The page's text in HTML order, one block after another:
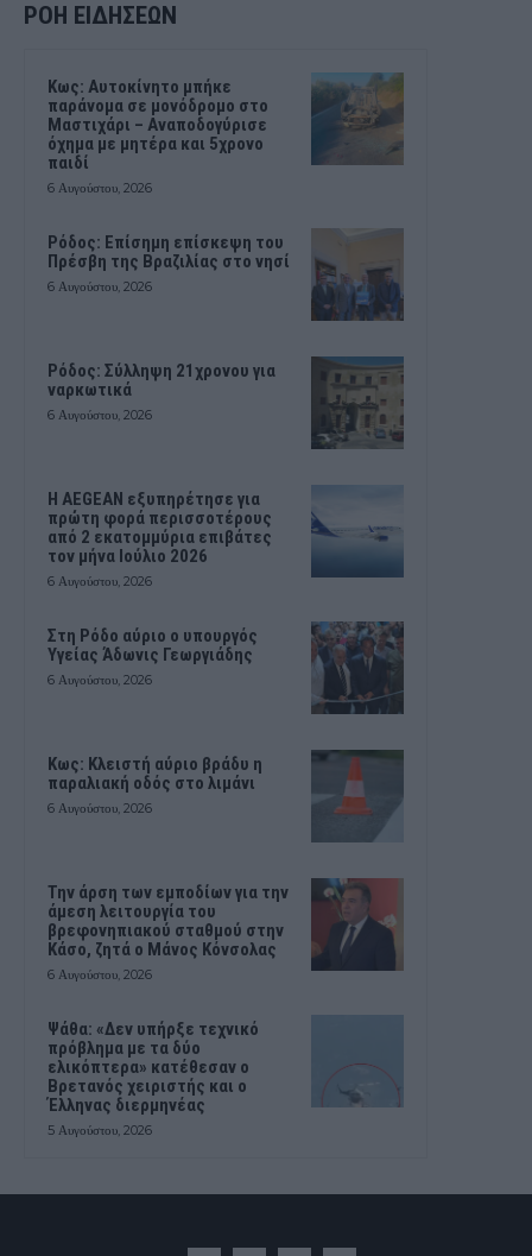
ΡΟΗ ΕΙΔΗΣΕΩΝ
Kως: Αυτοκίνητο μπήκε
παράνομα σε μονόδρομο στο
Μαστιχάρι – Αναποδογύρισε
όχημα με μητέρα και 5χρονο
παιδί
6 Αυγούστου, 2026
Ρόδος: Επίσημη επίσκεψη του
Πρέσβη της Βραζιλίας στο νησί
6 Αυγούστου, 2026
Ρόδος: Σύλληψη 21χρονου για
ναρκωτικά
6 Αυγούστου, 2026
Η AEGEAN εξυπηρέτησε για
πρώτη φορά περισσοτέρους
από 2 εκατομμύρια επιβάτες
τον μήνα Ιούλιο 2026
6 Αυγούστου, 2026
Στη Ρόδο αύριο ο υπουργός
Υγείας Άδωνις Γεωργιάδης
6 Αυγούστου, 2026
Κως: Κλειστή αύριο βράδυ η
παραλιακή οδός στο λιμάνι
6 Αυγούστου, 2026
Την άρση των εμποδίων για την
άμεση λειτουργία του
βρεφονηπιακού σταθμού στην
Κάσο, ζητά ο Μάνος Κόνσολας
6 Αυγούστου, 2026
Ψάθα: «Δεν υπήρξε τεχνικό
πρόβλημα με τα δύο
ελικόπτερα» κατέθεσαν ο
Βρετανός χειριστής και ο
Έλληνας διερμηνέας
5 Αυγούστου, 2026